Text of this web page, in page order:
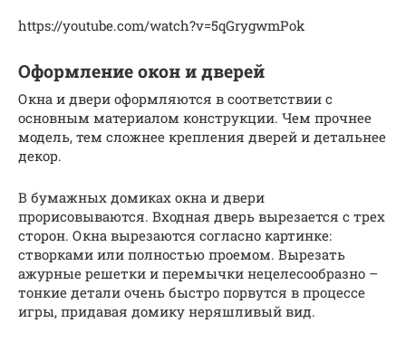
https://youtube.com/watch?v=5qGrygwmPok
Оформление окон и дверей
Окна и двери оформляются в соответствии с
основным материалом конструкции. Чем прочнее
модель, тем сложнее крепления дверей и детальнее
декор.
В бумажных домиках окна и двери
прорисовываются. Входная дверь вырезается с трех
сторон. Окна вырезаются согласно картинке:
створками или полностью проемом. Вырезать
ажурные решетки и перемычки нецелесообразно –
тонкие детали очень быстро порвутся в процессе
игры, придавая домику неряшливый вид.